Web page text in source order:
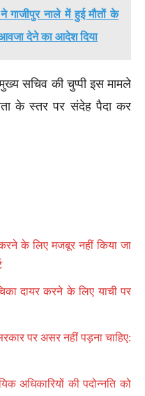
ने गाजीपुर नाले में हुई मौतों के
देने का आदेश दिया
सचिव की चुप्पी इस मामले
के स्तर पर संदेह पैदा कर
के लिए मजबूर नहीं किया जा
दायर करने के लिए याची पर
पर असर नहीं पड़ना चाहिए:
अधिकारियों की पदोन्नति को